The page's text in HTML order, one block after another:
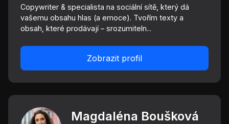
Copywriter & specialista na sociální sítě, který dá
vašemu obsahu hlas (a emoce). Tvořím texty a
obsah, které prodávají – srozumiteln...
Zobrazit profil
Magdaléna Boušková